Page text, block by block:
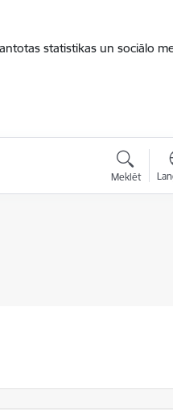
statistikas un sociālo
Meklēt